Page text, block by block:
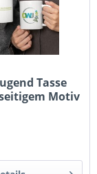
Tasse
Motiv